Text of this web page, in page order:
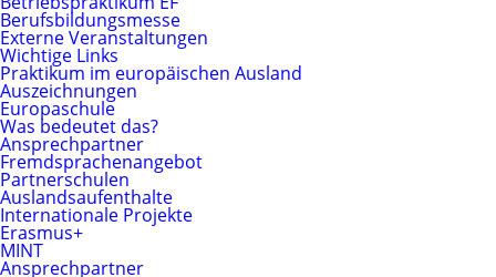
Berufsbildungsmesse
Externe Veranstaltungen
Wichtige Links
Praktikum im europäischen Ausland
Auszeichnungen
Europaschule
Was bedeutet das?
Ansprechpartner
Fremdsprachenangebot
Partnerschulen
Auslandsaufenthalte
Internationale Projekte
Erasmus+
MINT
Ansprechpartner